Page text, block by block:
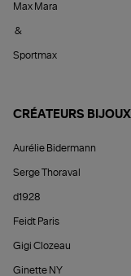
Max Mara
&
Sportmax
CRÉATEURS BIJOUX
Aurélie Bidermann
Serge Thoraval
d1928
Feidt Paris
Gigi Clozeau
Ginette NY